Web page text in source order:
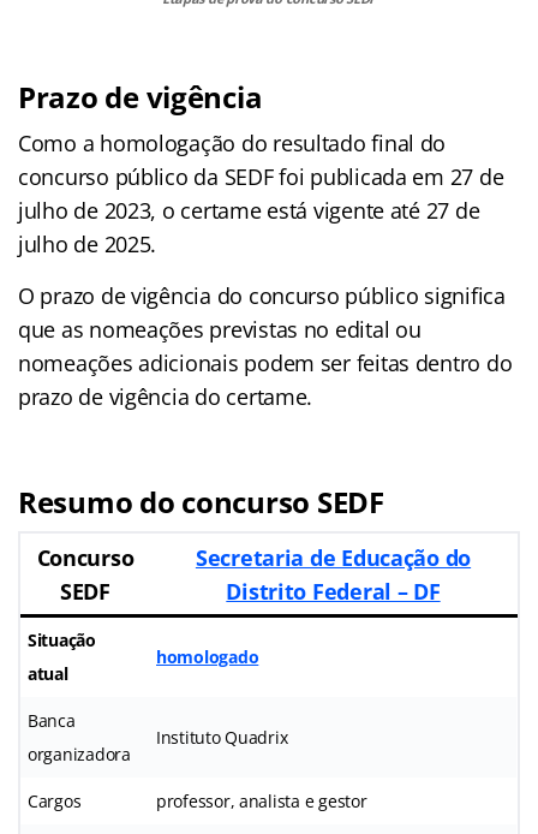
Prazo de vigência
Como a homologação do resultado final do
concurso público da SEDF foi publicada em 27 de
julho de 2023, o certame está vigente até 27 de
julho de 2025.
O prazo de vigência do concurso público significa
que as nomeações previstas no edital ou
nomeações adicionais podem ser feitas dentro do
prazo de vigência do certame.
Resumo do concurso SEDF
Concurso
SEDF
Secretaria de Educação do
Distrito Federal – DF
Situação
atual
homologado
Banca
organizadora
Instituto Quadrix
Cargos professor, analista e gestor